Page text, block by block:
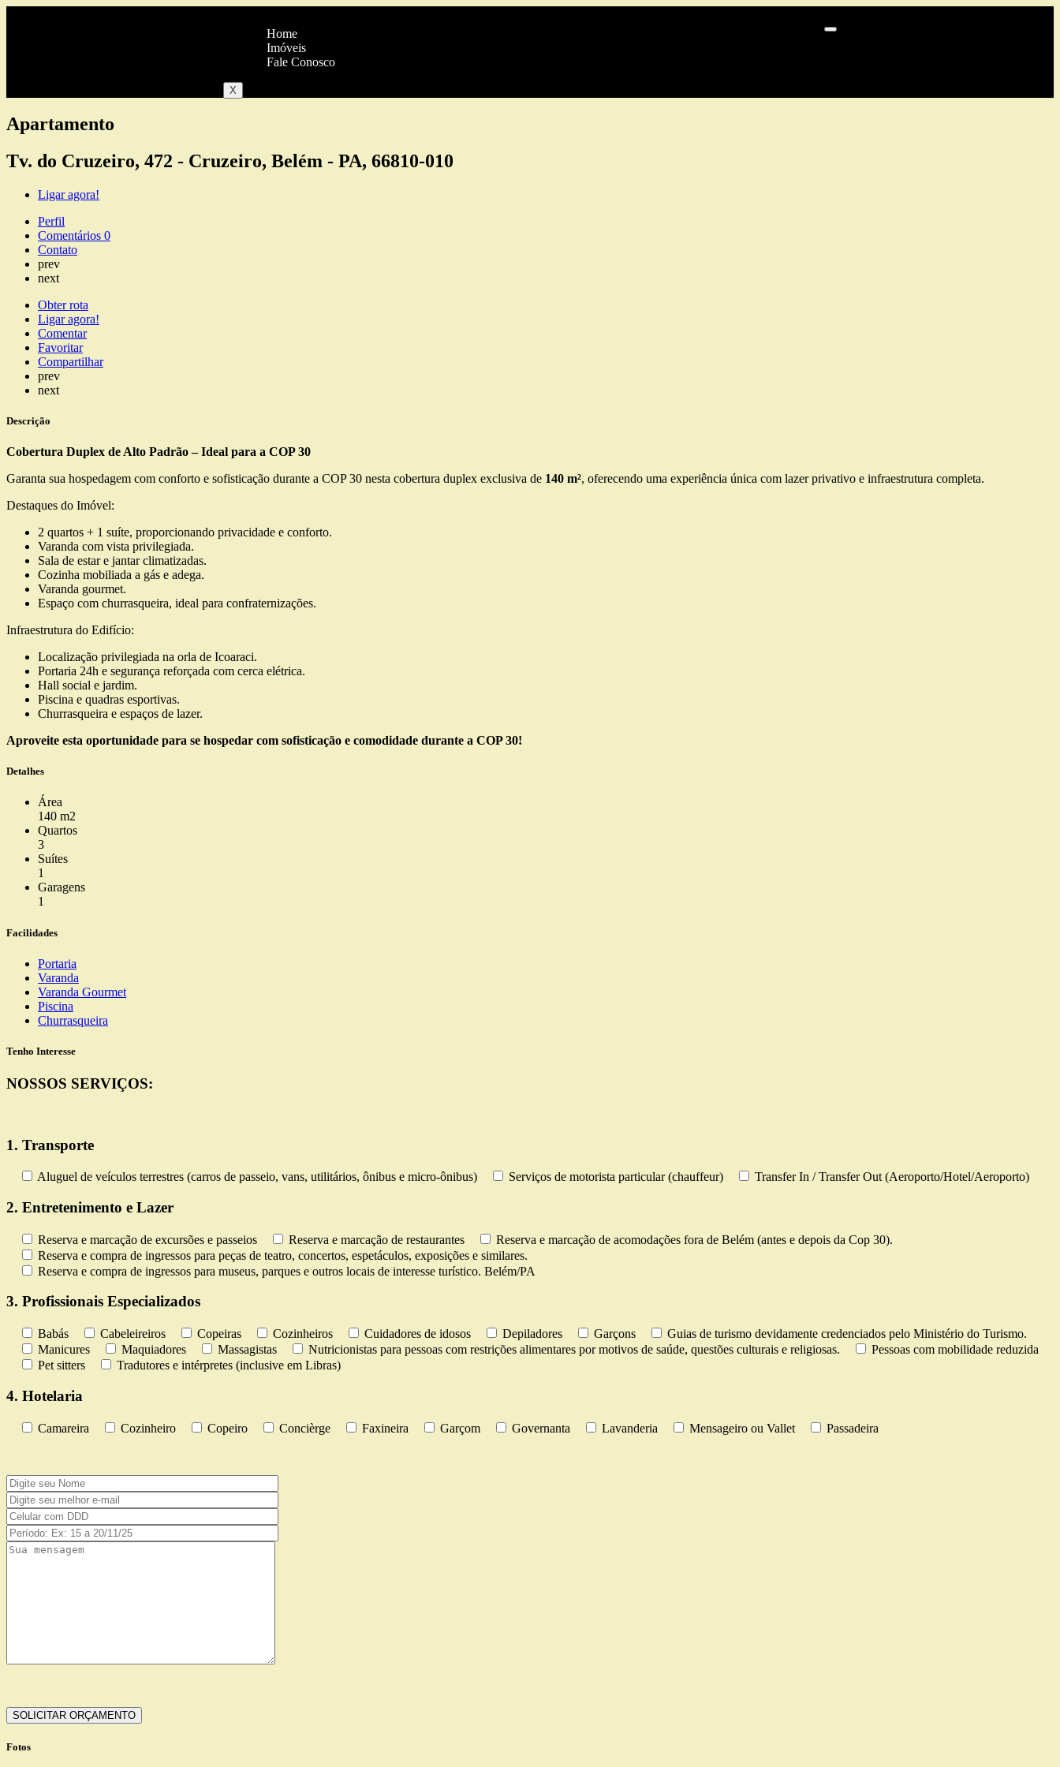
Home
Imóveis
Fale Conosco
X
Apartamento
Tv. do Cruzeiro, 472 - Cruzeiro, Belém - PA, 66810-010
Ligar agora!
Perfil
Comentários 0
Contato
prev
next
Obter rota
Ligar agora!
Comentar
Favoritar
Compartilhar
prev
next
Descrição
Cobertura Duplex de Alto Padrão – Ideal para a COP 30
Garanta sua hospedagem com conforto e sofisticação durante a COP 30 nesta cobertura duplex exclusiva de 140 m², oferecendo uma experiência única com lazer privativo e infraestrutura completa.
Destaques do Imóvel:
2 quartos + 1 suíte, proporcionando privacidade e conforto.
Varanda com vista privilegiada.
Sala de estar e jantar climatizadas.
Cozinha mobiliada a gás e adega.
Varanda gourmet.
Espaço com churrasqueira, ideal para confraternizações.
Infraestrutura do Edifício:
Localização privilegiada na orla de Icoaraci.
Portaria 24h e segurança reforçada com cerca elétrica.
Hall social e jardim.
Piscina e quadras esportivas.
Churrasqueira e espaços de lazer.
Aproveite esta oportunidade para se hospedar com sofisticação e comodidade durante a COP 30!
Detalhes
Área
140 m2
Quartos
3
Suítes
1
Garagens
1
Facilidades
Portaria
Varanda
Varanda Gourmet
Piscina
Churrasqueira
Tenho Interesse
NOSSOS SERVIÇOS:
1. Transporte
Aluguel de veículos terrestres (carros de passeio, vans, utilitários, ônibus e micro-ônibus) Serviços de motorista particular (chauffeur) Transfer In / Transfer Out (Aeroporto/Hotel/Aeroporto)
2. Entretenimento e Lazer
Reserva e marcação de excursões e passeios Reserva e marcação de restaurantes
Reserva e marcação de acomodações fora de Belém (antes e depois da Cop 30).
Reserva e compra de ingressos para peças de teatro, concertos, espetáculos, exposições e similares.
Reserva e compra de ingressos para museus, parques e outros locais de interesse turístico. Belém/PA
3. Profissionais Especializados
Babás Cabeleireiros Copeiras Cozinheiros Cuidadores de idosos Depiladores Garçons
Guias de turismo devidamente credenciados pelo Ministério do Turismo.
Manicures
Maquiadores Massagistas Nutricionistas para pessoas com restrições alimentares por motivos de saúde, questões culturais e religiosas.
Pessoas com mobilidade reduzida
Pet sitters
Tradutores e intérpretes (inclusive em Libras)
4. Hotelaria
Camareira Cozinheiro Copeiro Concièrge Faxineira Garçom Governanta Lavanderia Mensageiro ou Vallet Passadeira
Fotos